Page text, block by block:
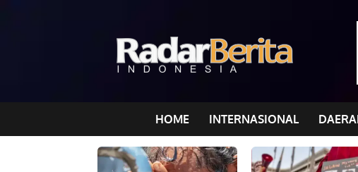
HOME INTERNASIONAL